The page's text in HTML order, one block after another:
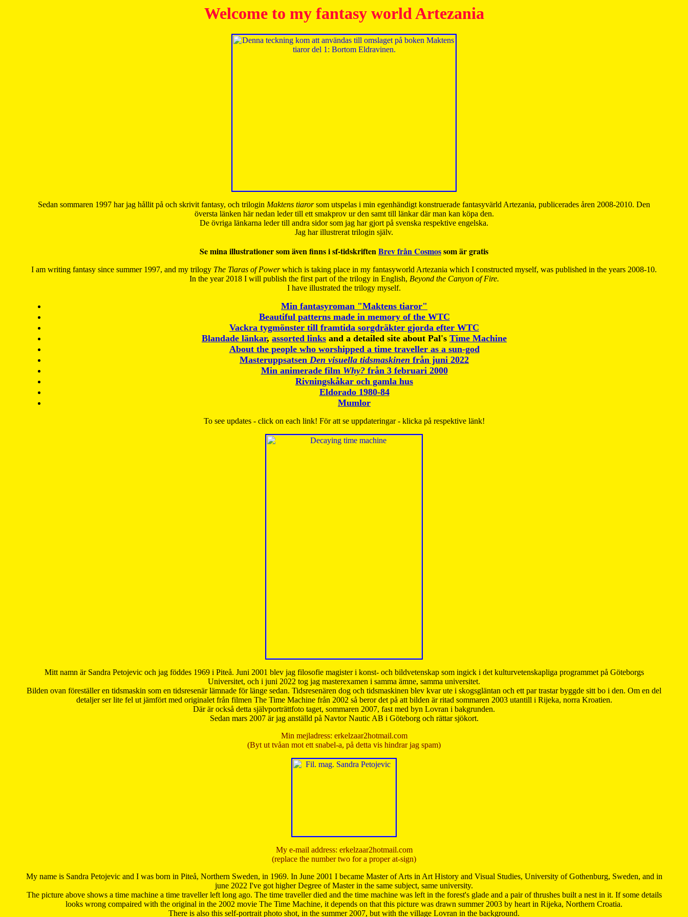
Welcome to my fantasy world Artezania
Sedan sommaren 1997 har jag hållit på och skrivit fantasy, och trilogin Maktens tiarorsom utspelas i min egenhändigt konstruerade fantasyvärld Artezania, publicerades åren 2008-2010. Den
översta länken här nedan leder till ett smakprov ur den samt till länkar där man kan köpa den.
De övriga länkarna leder till andra sidor som jag har gjort på svenska respektive engelska.
Jag har illustrerat trilogin själv.
Se mina illustrationer som även finns i sf-tidskriftenBrev från Cosmossom är gratis
I am writing fantasy since summer 1997, and my trilogy The Tiaras of Powerwhich is taking place in my fantasyworld Artezania which I constructed myself, was published in the years 2008-10.
In the year 2018 I will publish the first part of the trilogy in English, Beyond the Canyon of Fire.
I have illustrated the trilogy myself.
Min fantasyroman "Maktens tiaror"
Beautiful patterns made in memory of the WTC
Vackra tygmönster till framtida sorgdräkter gjorda efter WTC
Blandade länkar, assorted links and a detailed site about Pal's Time Machine
About the people who worshipped a time traveller as a sun-god
Masteruppsatsen Den visuella tidsmaskinen från juni 2022
Min animerade film Why?från 3 februari 2000
Rivningskåkar och gamla hus
Eldorado 1980-84
Mumlor
To see updates - click on each link! För att se uppdateringar - klicka på respektive länk!
Mitt namn är Sandra Petojevic och jag föddes 1969 i Piteå. Juni 2001 blev jag filosofie magister i konst- och bildvetenskap som ingick i det kulturvetenskapliga programmet på Göteborgs
Universitet, och i juni 2022 tog jag masterexamen i samma ämne, samma universitet.
Bilden ovan föreställer en tidsmaskin som en tidsresenär lämnade för länge sedan. Tidsresenären dog och tidsmaskinen blev kvar ute i skogsgläntan och ett par trastar byggde sitt bo i den. Om en del
detaljer ser lite fel ut jämfört med originalet från filmen The Time Machine från 2002 så beror det på att bilden är ritad sommaren 2003 utantill i Rijeka, norra Kroatien.
Där är också detta självporträttfoto taget, sommaren 2007, fast med byn Lovran i bakgrunden.
Sedan mars 2007 är jag anställd på Navtor Nautic AB i Göteborg och rättar sjökort.
Min mejladress: erkelzaar2hotmail.com
(Byt ut tvåan mot ett snabel-a, på detta vis hindrar jag spam)
My e-mail address: erkelzaar2hotmail.com
(replace the number two for a proper at-sign)
My name is Sandra Petojevic and I was born in Piteå, Northern Sweden, in 1969. In June 2001 I became Master of Arts in Art History and Visual Studies, University of Gothenburg, Sweden, and in
june 2022 I've got higher Degree of Master in the same subject, same university.
The picture above shows a time machine a time traveller left long ago. The time traveller died and the time machine was left in the forest's glade and a pair of thrushes built a nest in it. If some details
looks wrong compaired with the original in the 2002 movie The Time Machine, it depends on that this picture was drawn summer 2003 by heart in Rijeka, Northern Croatia.
There is also this self-portrait photo shot, in the summer 2007, but with the village Lovran in the background.